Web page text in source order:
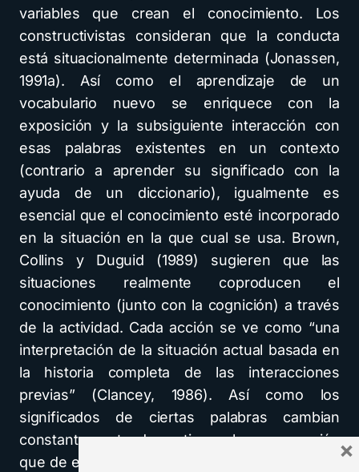
variables que crean el conocimiento. Los
constructivistas consideran que la conducta
está situacionalmente determinada (Jonassen,
1991a). Así como el aprendizaje de un
vocabulario nuevo se enriquece con la
exposición y la subsiguiente interacción con
esas palabras existentes en un contexto
(contrario a aprender su significado con la
ayuda de un diccionario), igualmente es
esencial que el conocimiento esté incorporado
en la situación en la que cual se usa. Brown,
Collins y Duguid (1989) sugieren que las
situaciones realmente coproducen el
conocimiento (junto con la cognición) a través
de la actividad. Cada acción se ve como “una
interpretación de la situación actual basada en
la historia completa de las interacciones
previas” (Clancey, 1986). Así como los
significados de ciertas palabras cambian
constantemente de matiz en la comprensión
que de ellas tiene el estudiante, igualmente los ×